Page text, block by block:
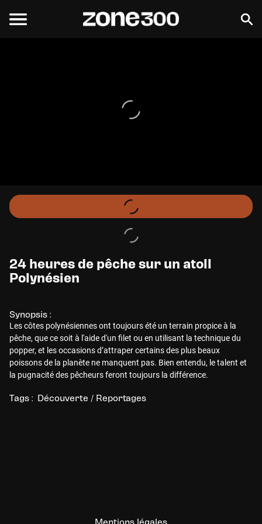
24 heures de pêche sur un atoll
Polynésien
Synopsis :
Les côtes polynésiennes ont toujours été un terrain propice à la
pêche, que ce soit à l'aide d'un filet ou en utilisant la technique du
popper, et les occasions d’attraper certains des plus beaux
poissons de la planète ne manquent pas. Bien entendu, le talent et
la pugnacité des pêcheurs feront toujours la différence.
Tags : Découverte / Reportages